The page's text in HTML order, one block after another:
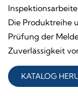
Die Produktreihe
Prüfung der
Zuverlässigkeit
KATALOG